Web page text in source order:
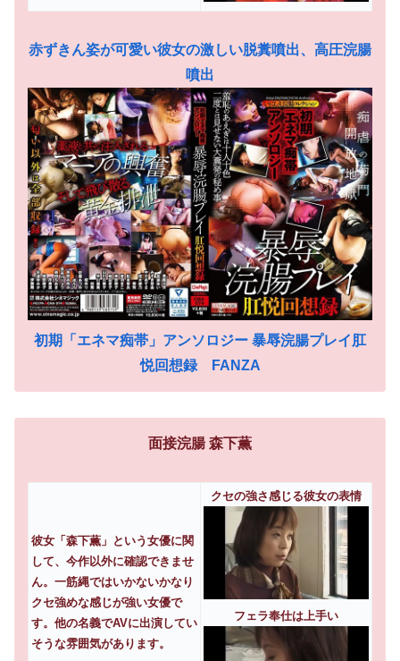
赤ずきん姿が可愛い彼女の激しい脱糞噴出、高圧浣腸
噴出
初期「エネマ痴帯」アンソロジー 暴辱浣腸プレイ肛
悦回想録 FANZA
面接浣腸 森下薫
彼女「森下薫」という女優に関
して、今作以外に確認できませ
ん。一筋縄ではいかないかなり
クセ強めな感じが強い女優で
す。他の名義でAVに出演してい
そうな雰囲気があります。
クセの強さ感じる彼女の表情
フェラ奉仕は上手い